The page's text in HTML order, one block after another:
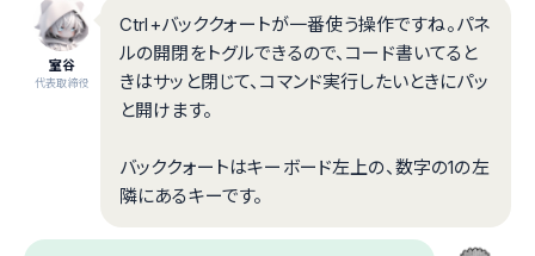
室谷
代表取締役
Ctrl+バッククォートが一番使う操作ですね。パネ
ルの開閉をトグルできるので、コード書いてると
きはサッと閉じて、コマンド実行したいときにパッ
と開けます。
バッククォートはキーボード左上の、数字の1の左
隣にあるキーです。